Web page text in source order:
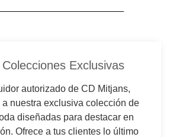
Exclusivas
autorizado de CD Mitjans,
nuestra exclusiva colección de
diseñadas para destacar en
Ofrece a tus clientes lo último